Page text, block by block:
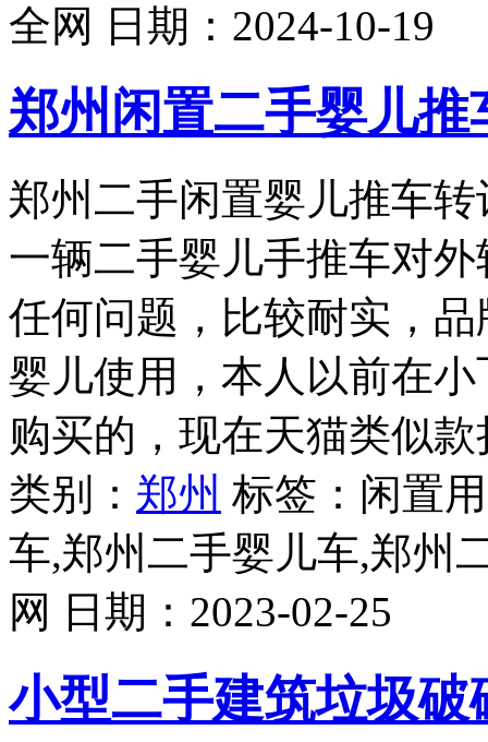
全网
日期： 2024-10-19
郑州闲置二手婴儿推
郑州二手闲置婴儿推车
一辆二手婴儿手推车对
任何问题，比较耐实，品
婴儿使用，本人以前在
购买的，现在天猫类似
类别： 郑州 标签：闲置
车,郑州二手婴儿车,郑州
网
日期： 2023-02-25
小型二手建筑垃圾破